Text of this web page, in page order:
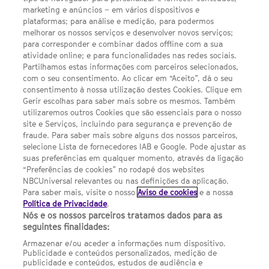
LINKS ÚTEIS
Escolhas de Anúncios
Política de privacidade
Termos E Condições
FILMES
UMA DIVISÃO DA NBCUNIVERSAL
Contact us by email: contact.SYFYPortugal@ncbuni.com
NBC Universal Global Networks España S.L.U. is wholly owned
by Universal Studios International BV
NBC Universal Global Networks, S.L.U. Paseo de la Castellana,
95. Planta 10 Edificio Torre Europa 28046 Madrid B-82227893
marketing e anúncios – em vários dispositivos e
plataformas; para análise e medição, para podermos
melhorar os nossos serviços e desenvolver novos serviços;
para corresponder e combinar dados offline com a sua
atividade online; e para funcionalidades nas redes sociais.
Partilhamos estas informações com parceiros selecionados,
com o seu consentimento. Ao clicar em “Aceito”, dá o seu
consentimento à nossa utilização destes Cookies. Clique em
Gerir escolhas para saber mais sobre os mesmos. Também
utilizaremos outros Cookies que são essenciais para o nosso
site e Serviços, incluindo para segurança e prevenção de
fraude. Para saber mais sobre alguns dos nossos parceiros,
selecione Lista de fornecedores IAB e Google. Pode ajustar as
suas preferências em qualquer momento, através da ligação
“Preferências de cookies” no rodapé dos websites
NBCUniversal relevantes ou nas definições da aplicação.
Para saber mais, visite o nossoAviso de cookies e a nossa
Política de Privacidade.
Nós e os nossos parceiros tratamos dados para as
seguintes finalidades:
Armazenar e/ou aceder a informações num dispositivo.
Publicidade e conteúdos personalizados, medição de
publicidade e conteúdos, estudos de audiência e